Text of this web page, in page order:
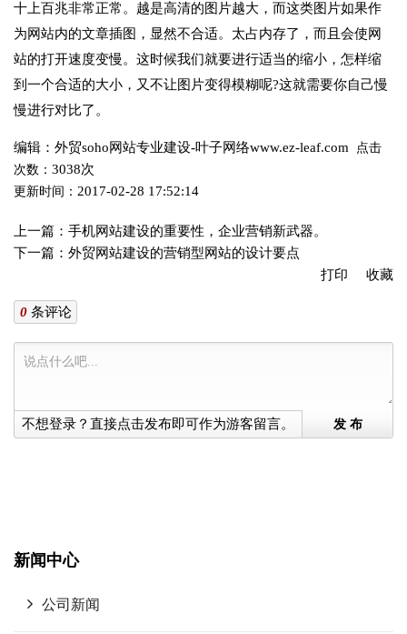
十上百兆非常正常。越是高清的图片越大，而这类图片如果作
为网站内的文章插图，显然不合适。太占内存了，而且会使网
站的打开速度变慢。这时候我们就要进行适当的缩小，怎样缩
到一个合适的大小，又不让图片变得模糊呢?这就需要你自己慢
慢进行对比了。
编辑：外贸soho网站专业建设-叶子网络www.ez-leaf.com 点击
次数： 3038次
更新时间： 2017-02-28 17:52:14
上一篇： 手机网站建设的重要性，企业营销新武器。
下一篇： 外贸网站建设的营销型网站的设计要点
收藏
打印
0 条评论
不想登录？直接点击发布即可作为游客留言。 发 布
新闻中心
公司新闻